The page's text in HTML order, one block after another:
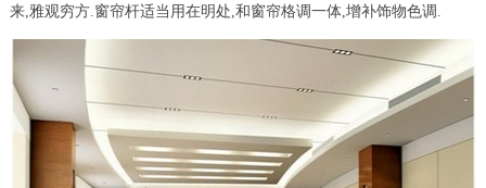
来,雅观穷方.窗帘杆适当用在明处,和窗帘格调一体,增补饰物色调.